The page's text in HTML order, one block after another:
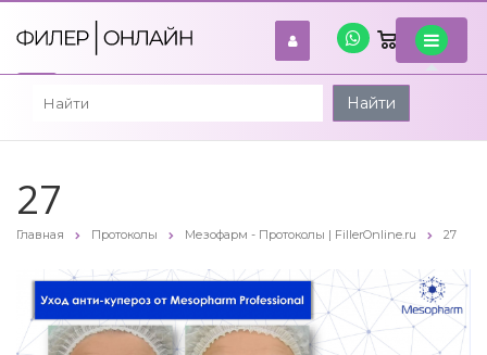
войти
Найти
27
Главная Протоколы Мезофарм - Протоколы | FillerOnline.ru 27